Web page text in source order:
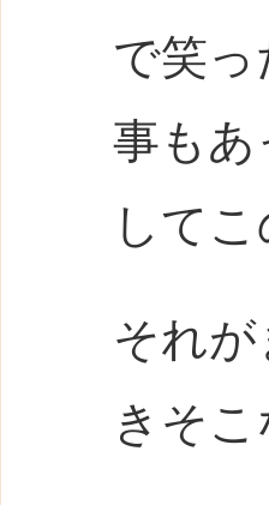
で笑
事もあ
して
それ
きそ